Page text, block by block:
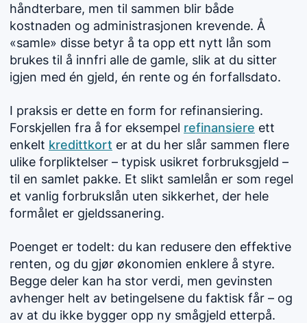
håndterbare, men til sammen blir både
kostnaden og administrasjonen krevende. Å
«samle» disse betyr å ta opp ett nytt lån som
brukes til å innfri alle de gamle, slik at du sitter
igjen med én gjeld, én rente og én forfallsdato.
I praksis er dette en form for refinansiering.
Forskjellen fra å for eksempel refinansiere ett
enkelt kredittkort er at du her slår sammen flere
ulike forpliktelser – typisk usikret forbruksgjeld –
til en samlet pakke. Et slikt samlelån er som regel
et vanlig forbrukslån uten sikkerhet, der hele
formålet er gjeldssanering.
Poenget er todelt: du kan redusere den effektive
renten, og du gjør økonomien enklere å styre.
Begge deler kan ha stor verdi, men gevinsten
avhenger helt av betingelsene du faktisk får – og
av at du ikke bygger opp ny smågjeld etterpå.